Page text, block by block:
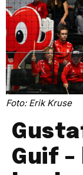
Foto: Erik Kruse
Guif